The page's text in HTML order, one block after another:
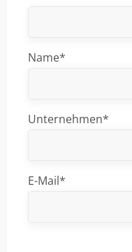
Name*
Unternehmen*
E-Mail*